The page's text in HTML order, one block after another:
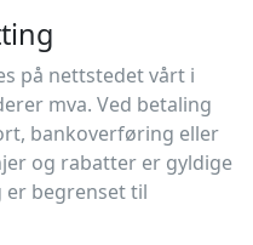
på nettstedet vårt i
mva. Ved betaling
bankoverføring eller
og rabatter er gyldige
er begrenset til